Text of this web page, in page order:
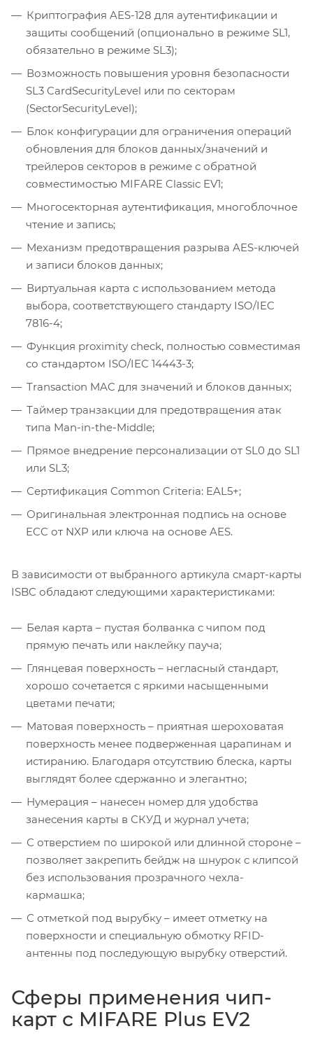
Криптография AES-128 для аутентификации и
защиты сообщений (опционально в режиме SL1,
обязательно в режиме SL3);
Возможность повышения уровня безопасности
SL3 CardSecurityLevel или по секторам
(SectorSecurityLevel);
Блок конфигурации для ограничения операций
обновления для блоков данных/значений и
трейлеров секторов в режиме с обратной
совместимостью MIFARE Classic EV1;
Многосекторная аутентификация, многоблочное
чтение и запись;
Механизм предотвращения разрыва AES-ключей
и записи блоков данных;
Виртуальная карта с использованием метода
выбора, соответствующего стандарту ISO/IEC
7816-4;
Функция proximity check, полностью совместимая
со стандартом ISO/IEC 14443-3;
Transaction MAC для значений и блоков данных;
Таймер транзакции для предотвращения атак
типа Man-in-the-Middle;
Прямое внедрение персонализации от SL0 до SL1
или SL3;
Сертификация Сommon Criteria: EAL5+;
Оригинальная электронная подпись на основе
ECC от NXP или ключа на основе AES.
В зависимости от выбранного артикула смарт-карты
ISBC обладают следующими характеристиками:
Белая карта – пустая болванка с чипом под
прямую печать или наклейку пауча;
Глянцевая поверхность – негласный стандарт,
хорошо сочетается с яркими насыщенными
цветами печати;
Матовая поверхность – приятная шероховатая
поверхность менее подверженная царапинам и
истиранию. Благодаря отсутствию блеска, карты
выглядят более сдержанно и элегантно;
Нумерация – нанесен номер для удобства
занесения карты в СКУД и журнал учета;
С отверстием по широкой или длинной стороне –
позволяет закрепить бейдж на шнурок с клипсой
без использования прозрачного чехла-
кармашка;
С отметкой под вырубку – имеет отметку на
поверхности и специальную обмотку RFID-
антенны под последующую вырубку отверстий.
Сферы применения чип-
карт с MIFARE Plus EV2